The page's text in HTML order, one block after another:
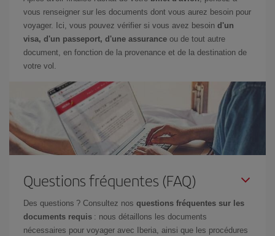
vous renseigner sur les documents dont vous aurez besoin pour
voyager. Ici, vous pouvez vérifier si vous avez besoin d'un
visa, d'un passeport, d'une assurance ou de tout autre
document, en fonction de la provenance et de la destination de
votre vol.
Questions fréquentes (FAQ)
Des questions ? Consultez nos questions fréquentes sur les
documents requis : nous détaillons les documents
nécessaires pour voyager avec Iberia, ainsi que les procédures